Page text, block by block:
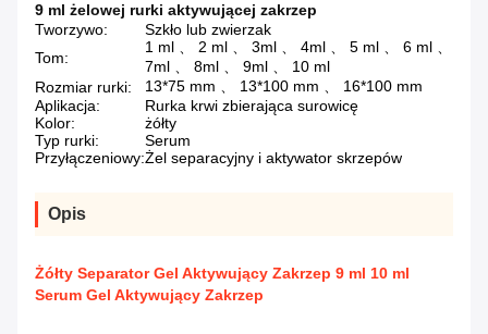
9 ml żelowej rurki aktywującej zakrzep
Tworzywo:
Szkło lub zwierzak
Tom:
1 ml 、 2 ml 、 3ml 、 4ml 、 5 ml 、 6 ml 、
7ml 、 8ml 、 9ml 、 10 ml
Rozmiar rurki:
13*75 mm 、 13*100 mm 、 16*100 mm
Aplikacja:
Rurka krwi zbierająca surowicę
Kolor:
żółty
Typ rurki:
Serum
Przyłączeniowy:Żel separacyjny i aktywator skrzepów
Opis
Żółty Separator Gel Aktywujący Zakrzep 9 ml 10 ml
Serum Gel Aktywujący Zakrzep